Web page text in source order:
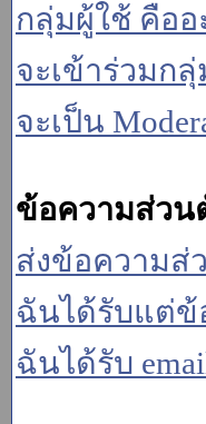
กลุ่มผู้ใช้ คืออ
จะเข้าร่วมกลุ่
จะเป็น
ข้อความส่วน
ส่งข้อความส่
ฉันได้รับแต่ข้
ฉันได้รับ